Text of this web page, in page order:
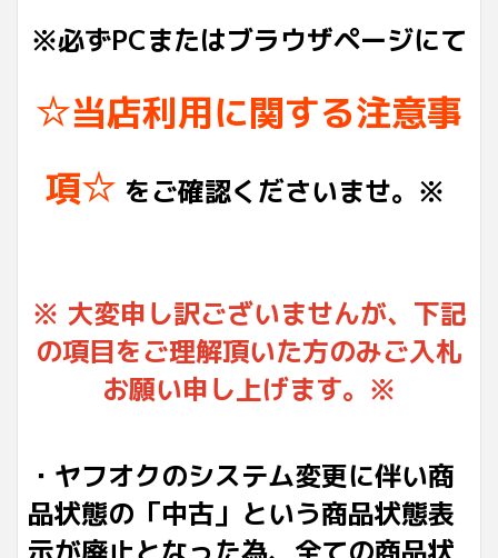
※必ずPCまたはブラウザページにて
☆当店利用に関する注意事
項☆ をご確認くださいませ。※
※ 大変申し訳ございませんが、下記
の項目をご理解頂いた方のみご入札
お願い申し上げます。※
・ヤフオクのシステム変更に伴い商
品状態の「中古」という商品状態表